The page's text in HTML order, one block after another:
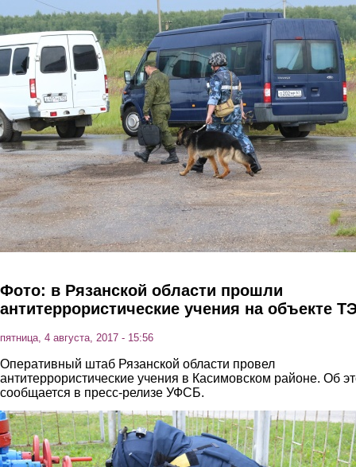
Перейти к основному содержанию
Фото: в Рязанской области прошли
антитеррористические учения на объекте
пятница, 4 августа, 2017 - 15:56
Оперативный штаб Рязанской области провел
антитеррористические учения в Касимовском районе. Об
сообщается в пресс-релизе УФСБ.
1.jpg